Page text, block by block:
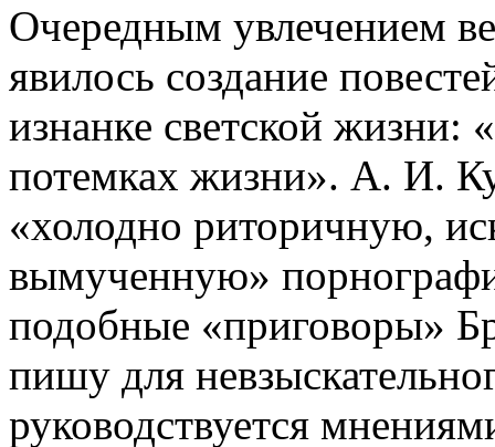
Очередным увлечением
явилось создание
изнанке светской
потемках жизни». А. И.
«холодно риторичную,
вымученную»
подобные «приговоры»
пишу для
руководствуется